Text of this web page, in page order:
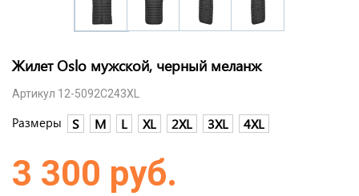
Жилет Oslo мужской, черный меланж
Артикул 12-5092С243XL
Размеры S M L XL 2XL 3XL 4XL
3 300 руб.